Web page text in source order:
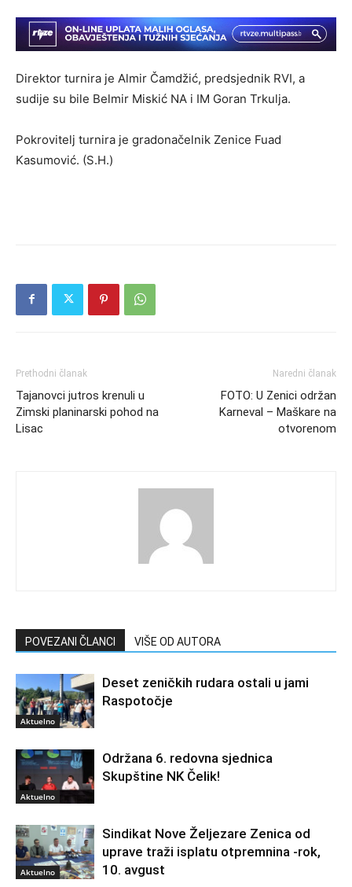
Direktor turnira je Almir Čamdžić, predsjednik RVI, a
sudije su bile Belmir Miskić NA i IM Goran Trkulja.
Pokrovitelj turnira je gradonačelnik Zenice Fuad
Kasumović. (S.H.)
Prethodni članak
Tajanovci jutros krenuli u
Zimski planinarski pohod na
Lisac
Naredni članak
FOTO: U Zenici održan
Karneval – Maškare na
otvorenom
POVEZANI ČLANCI VIŠE OD AUTORA
Aktuelno
Deset zeničkih rudara ostali u jami
Raspotočje
Aktuelno
Održana 6. redovna sjednica
Skupštine NK Čelik!
Aktuelno
Sindikat Nove Željezare Zenica od
uprave traži isplatu otpremnina -rok,
10. avgust